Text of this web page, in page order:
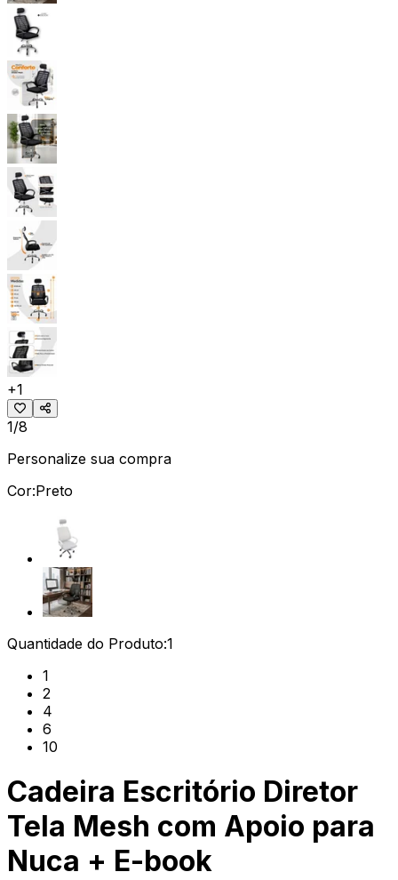
+1
1/8
Personalize sua compra
Cor:Preto
Quantidade do Produto:1
1
2
4
6
10
Cadeira Escritório Diretor
Tela Mesh com Apoio para
Nuca + E-book